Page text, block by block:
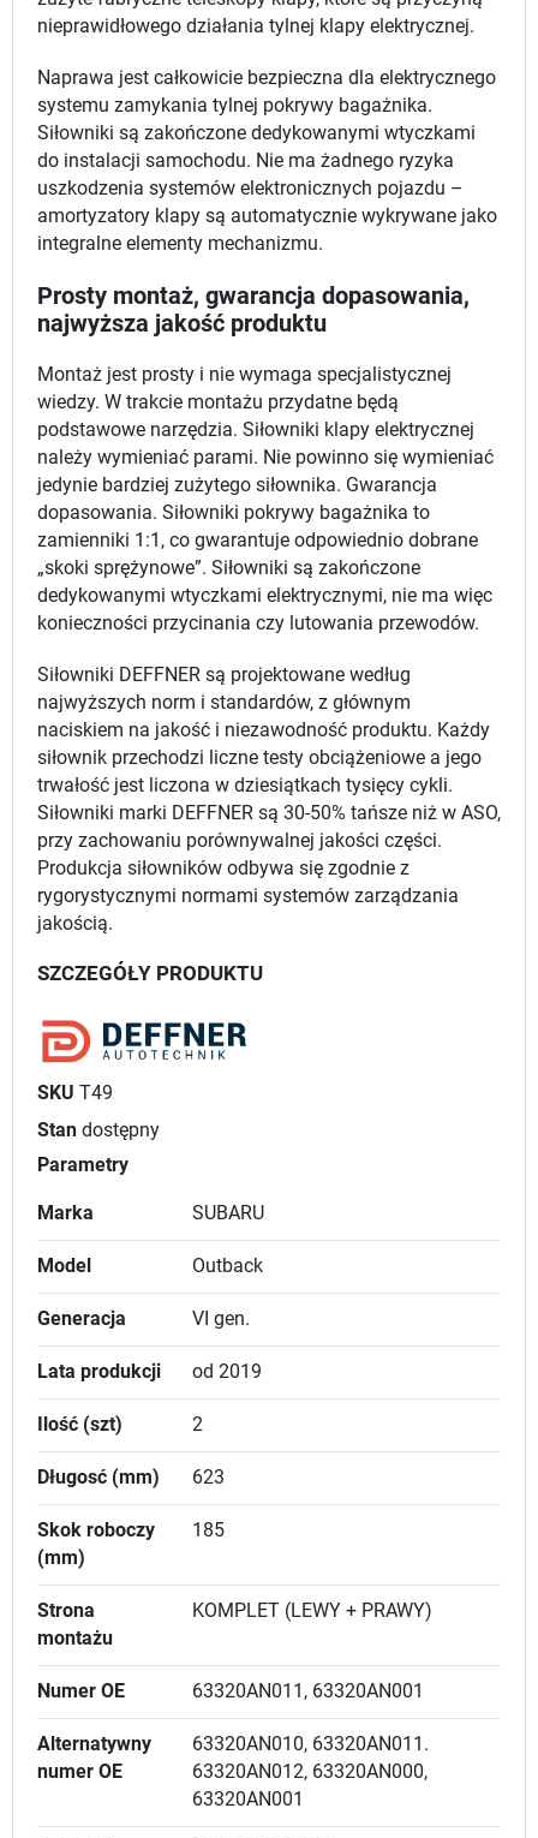
nieprawidłowego działania tylnej klapy elektrycznej.
Naprawa jest całkowicie bezpieczna dla elektrycznego
systemu zamykania tylnej pokrywy bagażnika.
Siłowniki są zakończone dedykowanymi wtyczkami
do instalacji samochodu. Nie ma żadnego ryzyka
uszkodzenia systemów elektronicznych pojazdu –
amortyzatory klapy są automatycznie wykrywane jako
integralne elementy mechanizmu.
Prosty montaż, gwarancja dopasowania,
najwyższa jakość produktu
Montaż jest prosty i nie wymaga specjalistycznej
wiedzy. W trakcie montażu przydatne będą
podstawowe narzędzia. Siłowniki klapy elektrycznej
należy wymieniać parami. Nie powinno się wymieniać
jedynie bardziej zużytego siłownika. Gwarancja
dopasowania. Siłowniki pokrywy bagażnika to
zamienniki 1:1, co gwarantuje odpowiednio dobrane
„skoki sprężynowe”. Siłowniki są zakończone
dedykowanymi wtyczkami elektrycznymi, nie ma więc
konieczności przycinania czy lutowania przewodów.
Siłowniki DEFFNER są projektowane według
najwyższych norm i standardów, z głównym
naciskiem na jakość i niezawodność produktu. Każdy
siłownik przechodzi liczne testy obciążeniowe a jego
trwałość jest liczona w dziesiątkach tysięcy cykli.
Siłowniki marki DEFFNER są 30-50% tańsze niż w ASO,
przy zachowaniu porównywalnej jakości części.
Produkcja siłowników odbywa się zgodnie z
rygorystycznymi normami systemów zarządzania
jakością.
SZCZEGÓŁY PRODUKTU
SKU T49
Stan dostępny
Parametry
Marka SUBARU
Model Outback
Generacja VI gen.
Lata produkcji od 2019
Ilość (szt) 2
Długosć (mm) 623
Skok roboczy
(mm)
185
Strona
montażu
KOMPLET (LEWY + PRAWY)
Numer OE 63320AN011, 63320AN001
Alternatywny
numer OE
63320AN010, 63320AN011.
63320AN012, 63320AN000,
63320AN001